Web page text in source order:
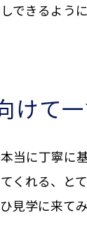
できるように
けて
当に丁寧に
くれる、と
見学に来て